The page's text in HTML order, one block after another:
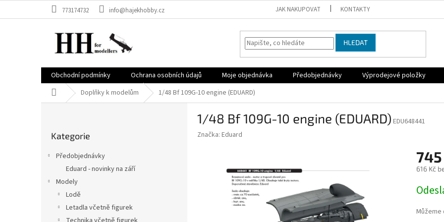
773174732 info@hajekhobby.cz JAK NAKUPOVAT KONTAKTY
HLEDAT
Obchodní podmínky Ochrana osobních údajů Moje objednávka Předobjednávky Výprodejové položky
Domů Doplňky k modelům 1/48 Bf 109G-10 engine (EDUARD)
kategorie
Kategorie
Předobjednávky
Eduard - novinky na září
Modely
Lodě
Letadla včetně figurek
1/48 Bf 109G-10 engine (EDUARD) EDU648441
Značka: Eduard
745
616 Kč
cena:
Můžeme